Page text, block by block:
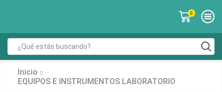
0
Inicio
EQUIPOS E INSTRUMENTOS LABORATORIO